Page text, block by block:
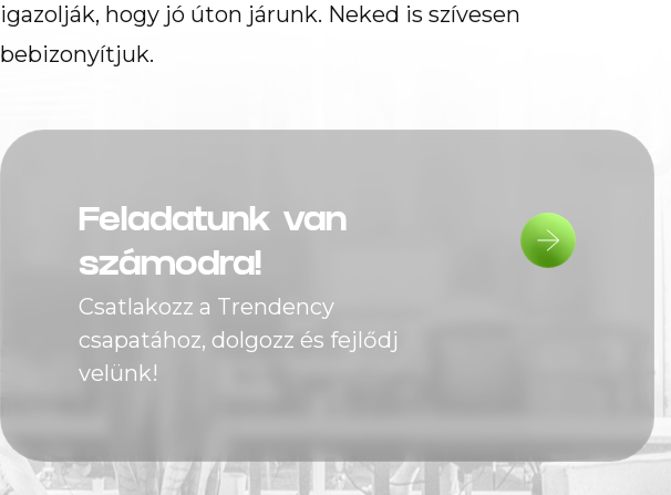
igazolják, hogy jó úton járunk. Neked is szívesen
bebizonyítjuk.
Feladatunk van
számodra!
Csatlakozz a Trendency
csapatához, dolgozz és fejlődj
velünk!